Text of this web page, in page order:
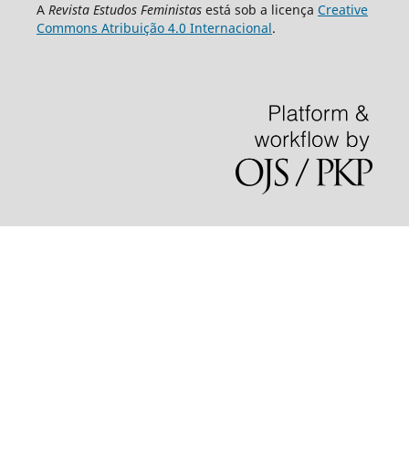
A Revista Estudos Feministasestá sob a licença Creative
Commons Atribuição 4.0 Internacional.